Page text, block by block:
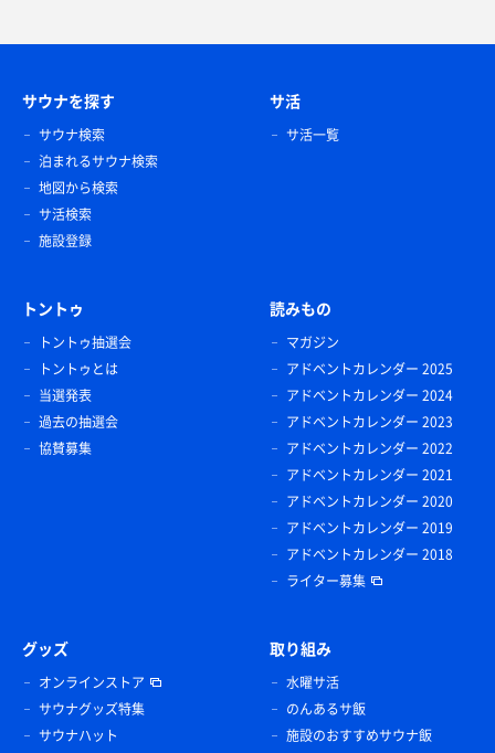
サウナを探す
サウナ検索
泊まれるサウナ検索
地図から検索
サ活検索
施設登録
サ活
サ活一覧
トントゥ
トントゥ抽選会
トントゥとは
当選発表
過去の抽選会
協賛募集
読みもの
マガジン
アドベントカレンダー 2025
アドベントカレンダー 2024
アドベントカレンダー 2023
アドベントカレンダー 2022
アドベントカレンダー 2021
アドベントカレンダー 2020
アドベントカレンダー 2019
アドベントカレンダー 2018
ライター募集
グッズ
オンラインストア
サウナグッズ特集
サウナハット
取り組み
水曜サ活
のんあるサ飯
施設のおすすめサウナ飯